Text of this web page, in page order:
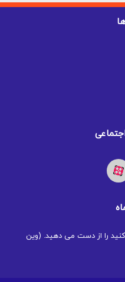
آپارات
کنید را از دست می دهید. (وین